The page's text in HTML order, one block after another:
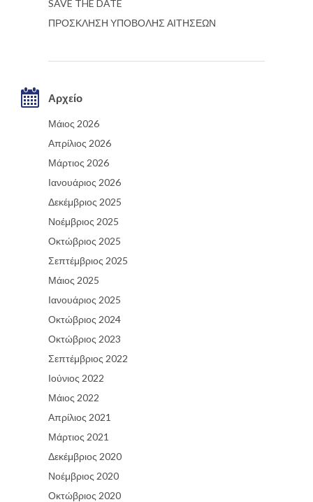
SAVE THE DATE
ΠΡΟΣΚΛΗΣΗ ΥΠΟΒΟΛΗΣ ΑΙΤΗΣΕΩΝ
Αρχείο
Μάιος 2026
Απρίλιος 2026
Μάρτιος 2026
Ιανουάριος 2026
Δεκέμβριος 2025
Νοέμβριος 2025
Οκτώβριος 2025
Σεπτέμβριος 2025
Μάιος 2025
Ιανουάριος 2025
Οκτώβριος 2024
Οκτώβριος 2023
Σεπτέμβριος 2022
Ιούνιος 2022
Μάιος 2022
Απρίλιος 2021
Μάρτιος 2021
Δεκέμβριος 2020
Νοέμβριος 2020
Οκτώβριος 2020